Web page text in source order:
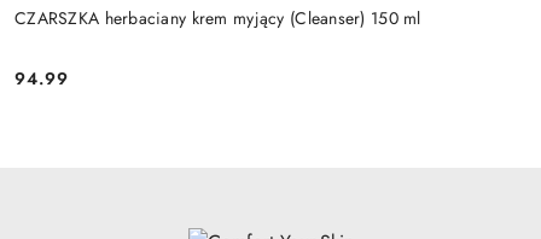
CZARSZKA herbaciany krem myjący (Cleanser) 150 ml
Cena:
94.99